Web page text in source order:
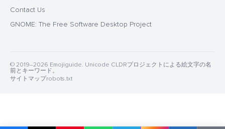
Contact Us
GNOME: The Free Software Desktop Project
© 2019–2026 Emojiguide. Unicode CLDRプロジェクトによる絵文字の名
前とキーワード。
サイトマップrobots.txt